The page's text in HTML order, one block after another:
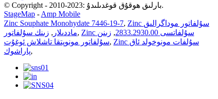
© Copyright - 2010-2023: بارلىق ھوقۇق قوغدىلىدۇ.
StageMap - Amp Mobile
Zinc Souphate Monohydate 7446-19-7, Zinc سۇلفاتور موداگرالىق
ماددىلار , زىنك سۇلفاتور , Zinc سۇلفاتسى 2833.2930.00 , زىنن
سۇلفاتور مونوپتقا تاشلاش ئوغۇت, Zinc سۇلفات مونوخولد ئاق
پاراشوك,